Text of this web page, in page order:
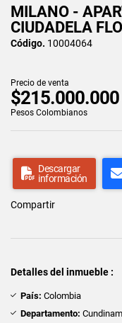
MILANO -
CIUDADELA
Código. 10004064
Precio de venta
$215.000.000
Pesos Colombianos
Descargar
información
Compartir
Detalles del inmueble :
País: Colombia
Departamento: